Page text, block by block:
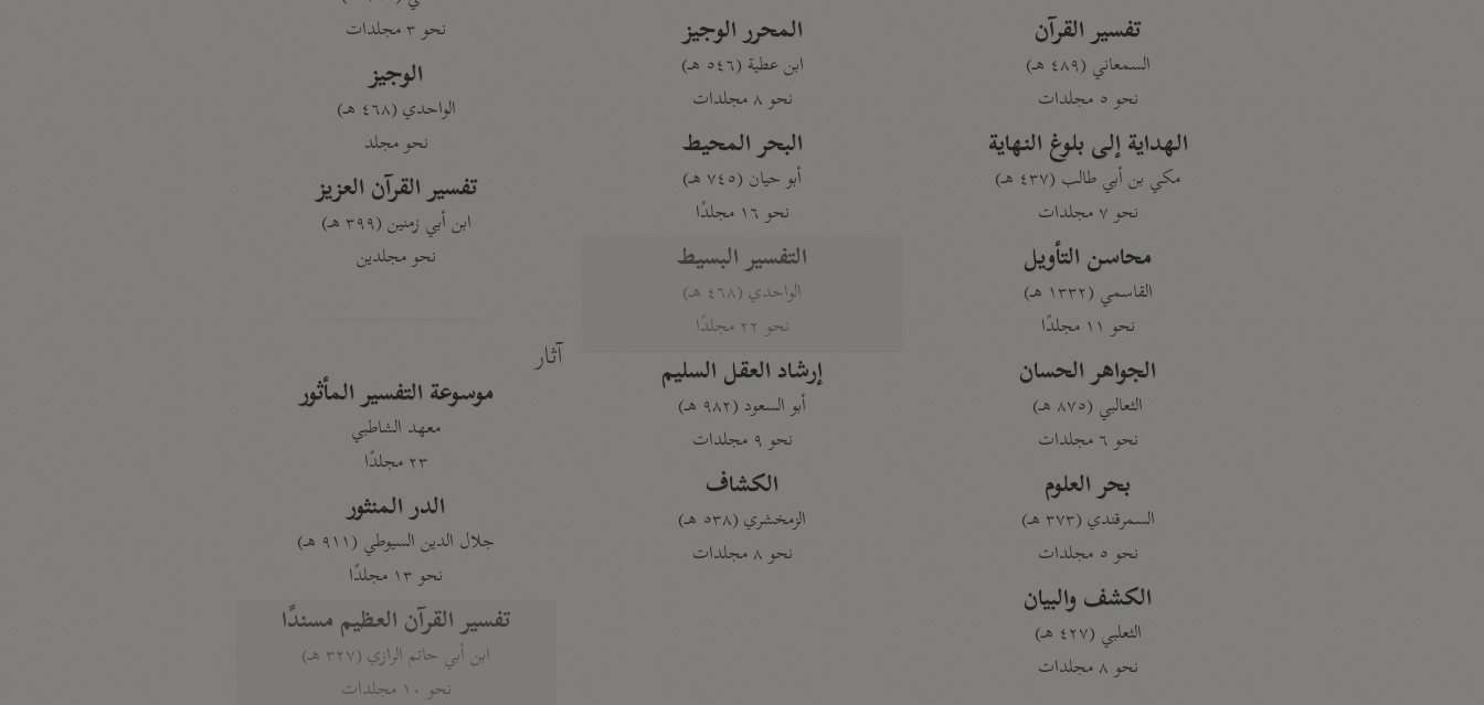
تفسير القرآن
السمعاني (٤٨٩ هـ)
نحو ٥ مجلدات
الهداية إلى بلوغ النهاية
مكي بن أبي طالب (٤٣٧ هـ)
نحو ٧ مجلدات
محاسن التأويل
القاسمي (١٣٣٢ هـ)
نحو ١١ مجلدًا
الجواهر الحسان
الثعالبي (٨٧٥ هـ)
نحو ٦ مجلدات
بحر العلوم
السمرقندي (٣٧٣ هـ)
نحو ٥ مجلدات
الكشف والبيان
الثعلبي (٤٢٧ هـ)
نحو ٨ مجلدات
المحرر الوجيز
ابن عطية (٥٤٦ هـ)
نحو ٨ مجلدات
البحر المحيط
أبو حيان (٧٤٥ هـ)
نحو ١٦ مجلدًا
التفسير البسيط
الواحدي (٤٦٨ هـ)
نحو ٢٢ مجلدًا
إرشاد العقل السليم
أبو السعود (٩٨٢ هـ)
نحو ٩ مجلدات
الكشاف
الزمخشري (٥٣٨ هـ)
نحو ٨ مجلدات
نحو ٣ مجلدات
الوجيز
الواحدي (٤٦٨ هـ)
نحو مجلد
تفسير القرآن العزيز
ابن أبي زمنين (٣٩٩ هـ)
نحو مجلدين
آثار
موسوعة التفسير المأثور
معهد الشاطبي
٢٣ مجلدًا
الدر المنثور
جلال الدين السيوطي (٩١١ هـ)
نحو ١٣ مجلدًا
تفسير القرآن العظيم مسندًا
ابن أبي حاتم الرازي (٣٢٧ هـ)
نحو ١٠ مجلدات